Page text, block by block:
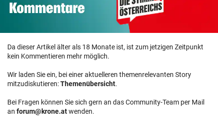
Da dieser Artikel älter als 18 Monate ist, ist zum jetzigen Zeitpunkt
kein Kommentieren mehr möglich.
Wir laden Sie ein, bei einer aktuelleren themenrelevanten Story
mitzudiskutieren:Themenübersicht.
Bei Fragen können Sie sich gern an das Community-Team per Mail
an forum@krone.atwenden.